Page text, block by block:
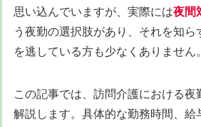
思い込んでいますが、実際には夜間
う夜勤の選択肢があり、それを知ら
を逃している方も少なくありません。
この記事では、訪問介護における夜
解説します。具体的な勤務時間、給